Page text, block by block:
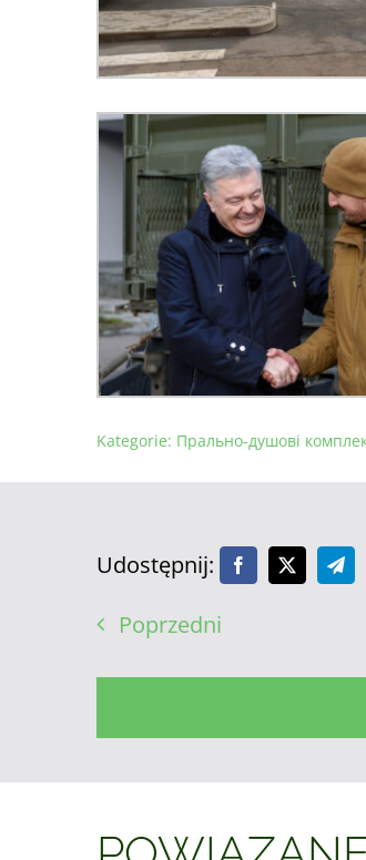
Kategorie: Прально-душові
Udostępnij:
Poprzedni